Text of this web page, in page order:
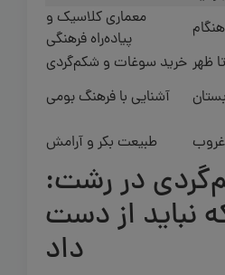
معماری کلاسیک و
پیاده‌راه فرهنگی
ظهر خرید سوغات و شکم‌گردی
آشنایی با فرهنگ بومی
غروب طبیعت بکر و آرامش
در رشت:
نباید از دست
داد